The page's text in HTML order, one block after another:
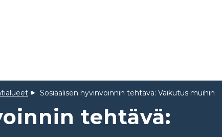
Sosiaalisen hyvinvoinnin tehtävä: Vaikutus muihin
tehtävä: